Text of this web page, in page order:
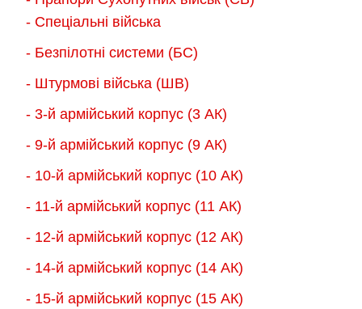
вибрати
сторінці
товару
- Спеціальні війська
- Безпілотні системи (БС)
- Штурмові війська (ШВ)
- 3-й армійський корпус (3 АК)
- 9-й армійський корпус (9 АК)
- 10-й армійський корпус (10 АК)
- 11-й армійський корпус (11 АК)
- 12-й армійський корпус (12 АК)
- 14-й армійський корпус (14 АК)
- 15-й армійський корпус (15 АК)